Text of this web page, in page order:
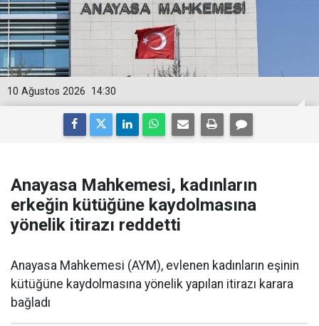
14:30
10 Ağustos 2026
Anayasa Mahkemesi, kadınların
erkeğin kütüğüne kaydolmasına
yönelik itirazı reddetti
Anayasa Mahkemesi (AYM), evlenen kadınların eşinin
kütüğüne kaydolmasına yönelik yapılan itirazı karara
bağladı